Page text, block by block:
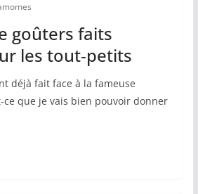
goûters faits
les tout‐petits
déjà fait face à la fameuse
ce que je vais bien pouvoir donner